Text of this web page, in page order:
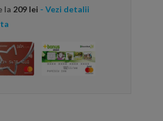
la 209 lei - Vezi detalii